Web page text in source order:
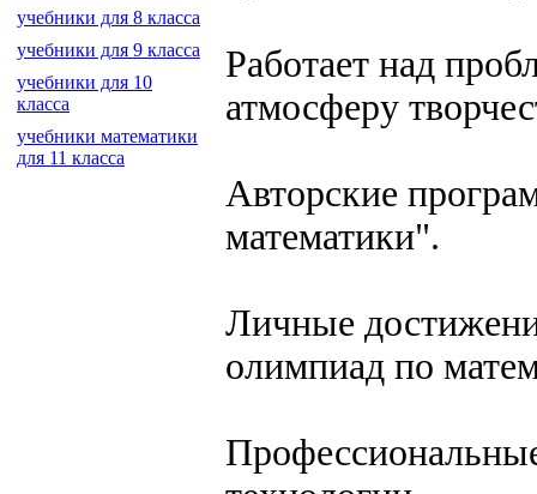
учебники для 8 класса
учебники для 9 класса
учебники для 10
класса
учебники математики
для 11 класса
Работает над
атмосферу
Авторские
математики".
Личные
олимпиад по